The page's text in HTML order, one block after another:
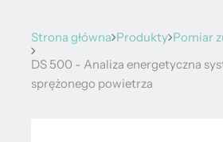
Strona główna Produkty Pomiar
DS 500 - Analiza energetyczna
sprężonego powietrza